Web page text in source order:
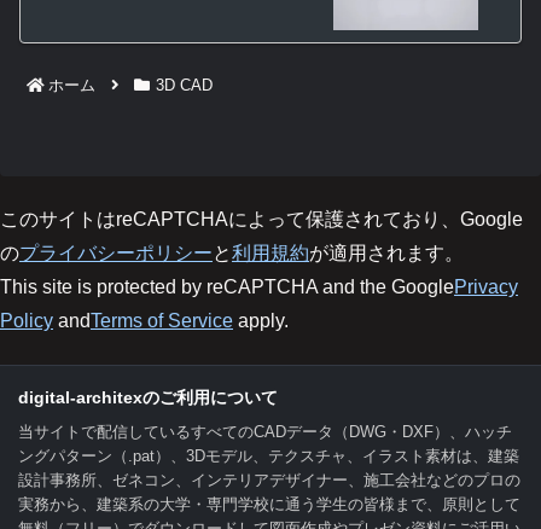
ホーム 3D CAD
このサイトはreCAPTCHAによって保護されており、Google
のプライバシーポリシーと利用規約が適用されます。
This site is protected by reCAPTCHA and the GooglePrivacy
Policy andTerms of Service apply.
digital-architexのご利用について
当サイトで配信しているすべてのCADデータ（DWG・DXF）、ハッチ
ングパターン（.pat）、3Dモデル、テクスチャ、イラスト素材は、建築
設計事務所、ゼネコン、インテリアデザイナー、施工会社などのプロの
実務から、建築系の大学・専門学校に通う学生の皆様まで、原則として